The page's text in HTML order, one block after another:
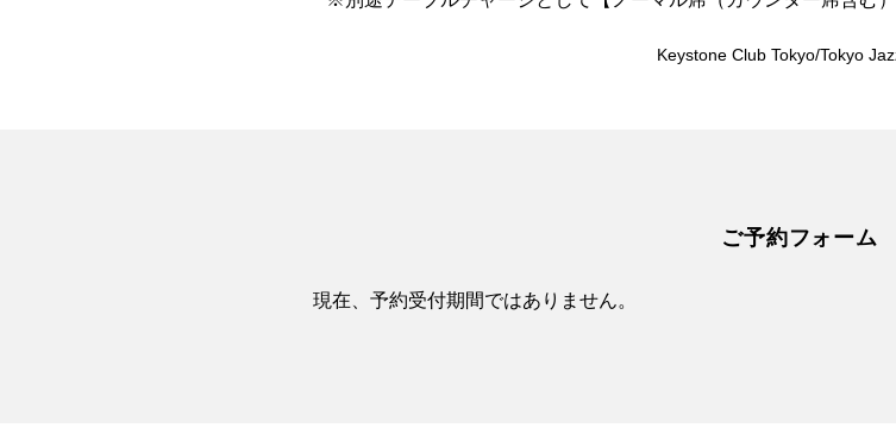
Keystone Club Tokyo/Tokyo
ご予約フォーム
現在、予約受付期間ではありません。